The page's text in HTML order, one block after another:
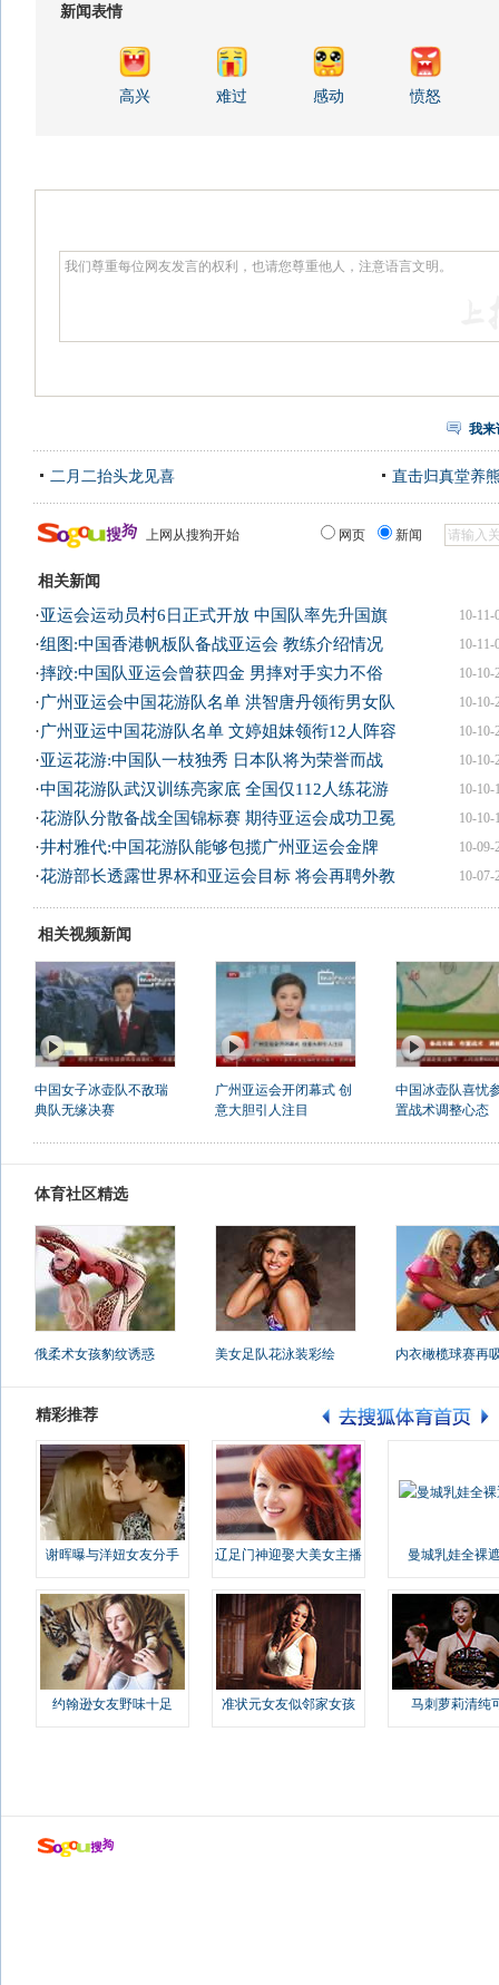
新闻表情
高兴 难过 感动 愤怒
我来
二月二抬头龙见喜 直击归真堂养
上网从搜狗开始 网页 新闻
相关新闻
10-11-
·亚运会运动员村6日正式开放 中国队率先升国旗
10-11-
·组图:中国香港帆板队备战亚运会 教练介绍情况
10-10-
·摔跤:中国队亚运会曾获四金 男摔对手实力不俗
10-10-
·广州亚运会中国花游队名单 洪智唐丹领衔男女队
10-10-
·广州亚运中国花游队名单 文婷姐妹领衔12人阵容
10-10-
·亚运花游:中国队一枝独秀 日本队将为荣誉而战
10-10-
·中国花游队武汉训练亮家底 全国仅112人练花游
10-10-
·花游队分散备战全国锦标赛 期待亚运会成功卫冕
10-09-
·井村雅代:中国花游队能够包揽广州亚运会金牌
10-07-
·花游部长透露世界杯和亚运会目标 将会再聘外教
相关视频新闻
中国女子冰壶队不敌瑞
典队无缘决赛
广州亚运会开闭幕式 创
意大胆引人注目
中国冰壶队喜忧
置战术调整心态
体育社区精选
俄柔术女孩豹纹诱惑 美女足队花泳装彩绘 内衣橄榄球赛再
精彩推荐
谢晖曝与洋妞女友分手 辽足门神迎娶大美女主播 曼城乳娃全裸
约翰逊女友野味十足 准状元女友似邻家女孩 马刺萝莉清纯